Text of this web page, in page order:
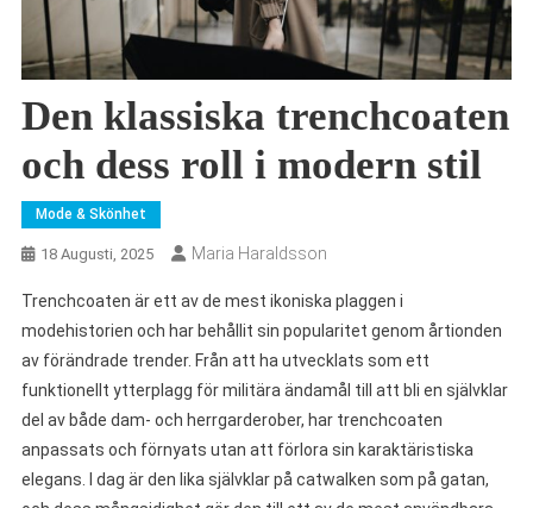
Den klassiska trenchcoaten
och dess roll i modern stil
Mode & Skönhet
18 Augusti, 2025 Maria Haraldsson
Trenchcoaten är ett av de mest ikoniska plaggen i
modehistorien och har behållit sin popularitet genom årtionden
av förändrade trender. Från att ha utvecklats som ett
funktionellt ytterplagg för militära ändamål till att bli en självklar
del av både dam- och herrgarderober, har trenchcoaten
anpassats och förnyats utan att förlora sin karaktäristiska
elegans. I dag är den lika självklar på catwalken som på gatan,